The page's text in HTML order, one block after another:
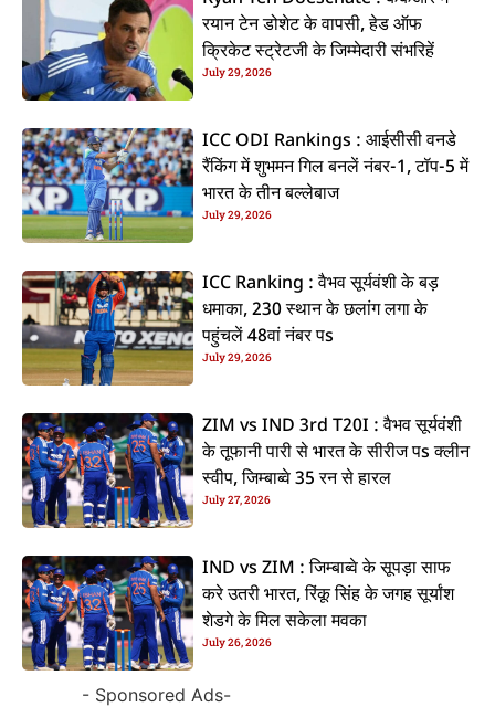
रयान टेन डोशेट के वापसी, हेड ऑफ
क्रिकेट स्ट्रेटजी के जिम्मेदारी संभरिहें
July 29, 2026
ICC ODI Rankings : आईसीसी वनडे
रैंकिंग में शुभमन गिल बनलें नंबर-1, टॉप-5 में
भारत के तीन बल्लेबाज
July 29, 2026
ICC Ranking : वैभव सूर्यवंशी के बड़
धमाका, 230 स्थान के छलांग लगा के
पहुंचलें 48वां नंबर पs
July 29, 2026
ZIM vs IND 3rd T20I : वैभव सूर्यवंशी
के तूफानी पारी से भारत के सीरीज पs क्लीन
स्वीप, जिम्बाब्वे 35 रन से हारल
July 27, 2026
IND vs ZIM : जिम्बाब्वे के सूपड़ा साफ
करे उतरी भारत, रिंकू सिंह के जगह सूर्यांश
शेडगे के मिल सकेला मवका
July 26, 2026
- Sponsored Ads-